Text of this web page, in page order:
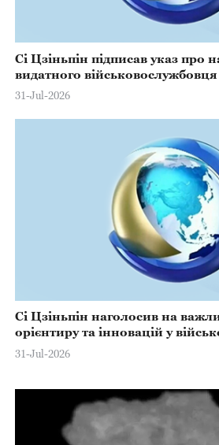
Сі Цзіньпін підписав указ про
видатного військовослужбовця
31-Jul-2026
Сі Цзіньпін наголосив на
орієнтиру та інновацій у
31-Jul-2026